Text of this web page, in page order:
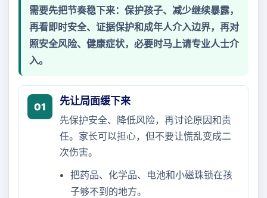
需要先把节奏稳下来：保护孩子、减少继续暴露，
再看即时安全、证据保护和成年人介入边界，再对
照安全风险、健康症状，必要时马上请专业人士介
入。
01
先让局面缓下来
先保护安全、降低风险，再讨论原因和责
任。家长可以担心，但不要让慌乱变成二
次伤害。
把药品、化学品、电池和小磁珠锁在孩
子够不到的地方。